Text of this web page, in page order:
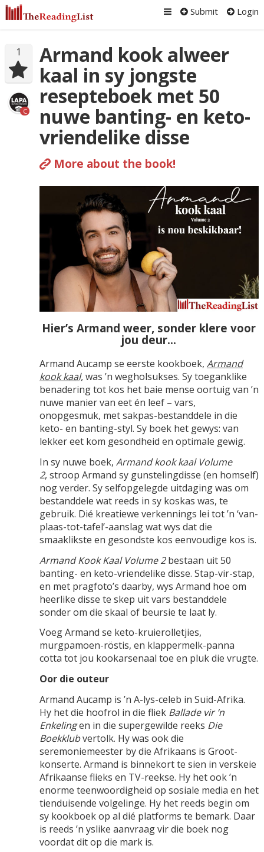
Submit Login
1
C
Armand kook alweer
kaal in sy jongste
resepteboek met 50
nuwe banting- en keto-
vriendelike disse
More about the book!
Hier’s Armand weer, sonder klere voor
jou deur…
Armand Aucamp se eerste kookboek, Armand
kook kaal,was ’n wegholsukses. Sy toeganklike
benadering tot kos het baie mense oortuig van ’n
nuwe manier van eet én leef – vars,
onopgesmuk, met sakpas-bestanddele in die
keto- en banting-styl. Sy boek het gewys: van
lekker eet kom gesondheid en optimale gewig.
In sy nuwe boek, Armand kook kaal Volume
2, stroop Armand sy gunstelingdisse (en homself)
nog verder. Sy selfopgelegde uitdaging was om
bestanddele wat reeds in sy koskas was, te
gebruik. Dié kreatiewe verkennings lei tot ’n ‘van-
plaas-tot-tafel’-aanslag wat wys dat die
smaaklikste en gesondste kos eenvoudige kos is.
Armand Kook Kaal Volume 2bestaan uit 50
banting- en keto-vriendelike disse. Stap-vir-stap,
en met pragfoto’s daarby, wys Armand hoe om
heerlike disse te skep uit vars bestanddele
sonder om die skaal of beursie te laat ly.
Voeg Armand se keto-kruierolletjies,
murgpamoen-röstis, en klappermelk-panna
cotta tot jou kookarsenaal toe en pluk die vrugte.
Oor die outeur
Armand Aucamp is ’n A-lys-celeb in Suid-Afrika.
Hy het die hoofrol in die fliek Ballade vir ’n
Enkelingen in die supergewilde reeks Die
Boekklubvertolk. Hy was ook die
seremoniemeester by die Afrikaans is Groot-
konserte. Armand is binnekort te sien in verskeie
Afrikaanse flieks en TV-reekse. Hy het ook ’n
enorme teenwoordigheid op sosiale media en het
tienduisende volgelinge. Hy het reeds begin om
sy kookboek op al dié platforms te bemark. Daar
is reeds ’n yslike aanvraag vir die boek nog
voordat dit op die mark is.